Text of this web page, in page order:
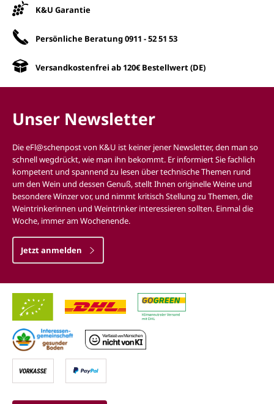
K&U Garantie
Persönliche Beratung0911 - 52 51 53
Versandkostenfrei ab 120€ Bestellwert (DE)
Unser Newsletter
Die eFl@schenpost von K&U ist keiner jener Newsletter, den man so
schnell wegdrückt, wie man ihn bekommt. Er informiert Sie fachlich
kompetent und spannend zu lesen über technische Themen rund
um den Wein und dessen Genuß, stellt Ihnen originelle Weine und
besondere Winzer vor, und nimmt kritisch Stellung zu Themen, die
Weintrinkerinnen und Weintrinker interessieren sollten. Einmal die
Woche, immer am Wochenende.
Jetzt anmelden